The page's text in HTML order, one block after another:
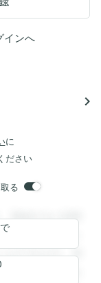
インへ
navigate_next
に
ださい
る
登録すると回答
を閲覧すること
ができます。登
録すると回答を